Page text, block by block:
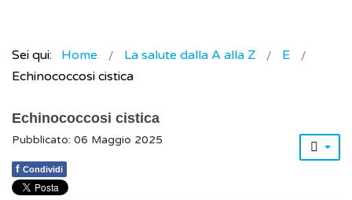
Sei qui: Home La salute dalla A alla Z
E
Echinococcosi cistica
Echinococcosi cistica
Pubblicato: 06 Maggio 2025
f Condividi